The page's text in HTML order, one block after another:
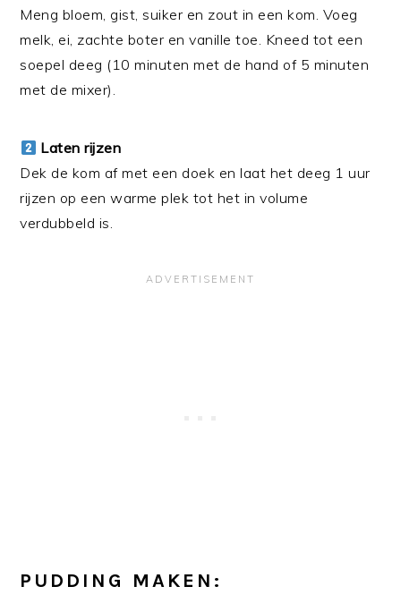
Meng bloem, gist, suiker en zout in een kom. Voeg
melk, ei, zachte boter en vanille toe. Kneed tot een
soepel deeg (10 minuten met de hand of 5 minuten
met de mixer).
Laten rijzen
Dek de kom af met een doek en laat het deeg 1 uur
rijzen op een warme plek tot het in volume
verdubbeld is.
PUDDING MAKEN: